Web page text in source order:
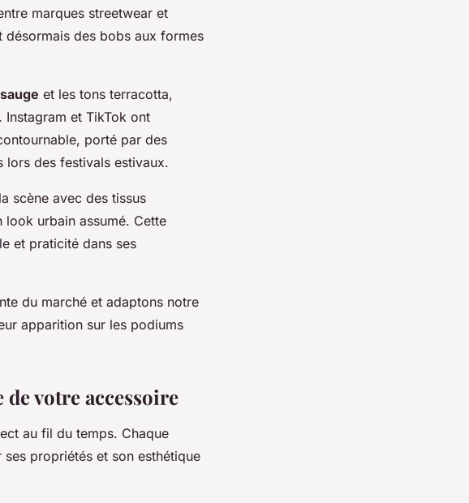
marques streetwear et
des bobs aux formes
et les tons terracotta,
Instagram et TikTok ont
porté par des
lors des festivals estivaux.
scène avec des tissus
urbain assumé. Cette
et praticité dans ses
du marché et adaptons notre
apparition sur les podiums
votre accessoire
au fil du temps. Chaque
propriétés et son esthétique